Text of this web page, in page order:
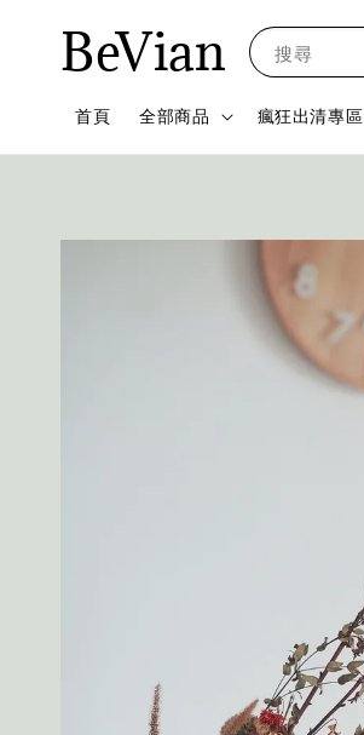
BeVian 搜尋
首頁 全部商品 瘋狂出清專區